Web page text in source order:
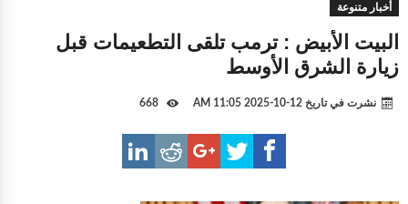
أخبار متنوعة
البيت الأبيض : ترمب تلقى التطعيمات قبل
زيارة الشرق الأوسط
نشرت في تاريخ 12-10-2025 11:05 AM